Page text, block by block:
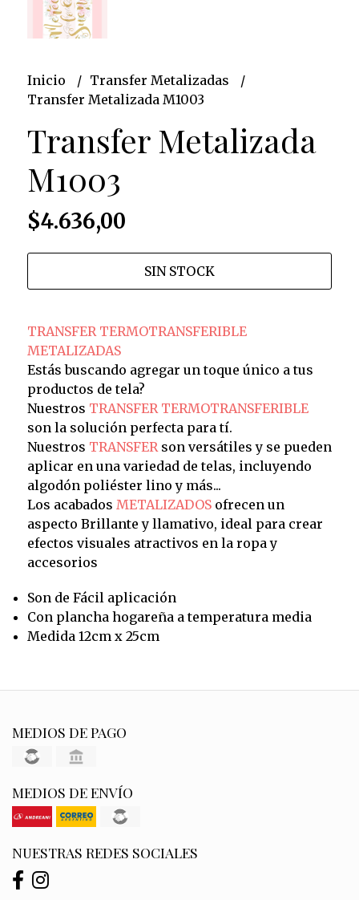
Inicio
Transfer Metalizadas
Transfer Metalizada M1003
Transfer Metalizada
M1003
$4.636,00
SIN STOCK
TRANSFER TERMOTRANSFERIBLE
METALIZADAS
Estás buscando agregar un toque único a tus
productos de tela?
Nuestros TRANSFER TERMOTRANSFERIBLE
son la solución perfecta para tí.
Nuestros TRANSFERson versátiles y se pueden
aplicar en una variedad de telas, incluyendo
algodón poliéster lino y más...
Los acabados METALIZADOSofrecen un
aspecto Brillante y llamativo, ideal para crear
efectos visuales atractivos en la ropa y
accesorios
Son de Fácil aplicación
Con plancha hogareña a temperatura media
Medida 12cm x 25cm
MEDIOS DE PAGO
MEDIOS DE ENVÍO
NUESTRAS REDES SOCIALES